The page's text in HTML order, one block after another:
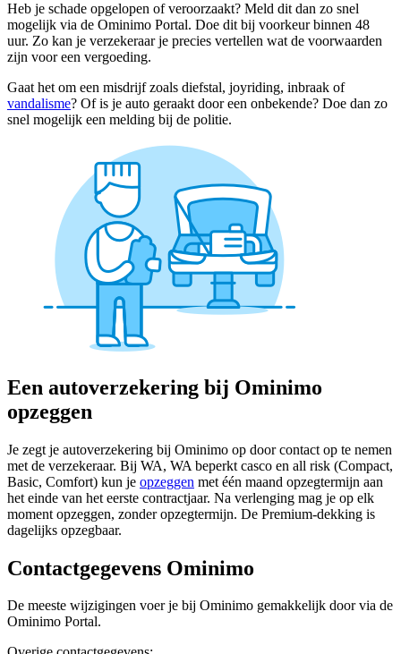
Heb je schade opgelopen of veroorzaakt? Meld dit dan zo snel
mogelijk via de Ominimo Portal. Doe dit bij voorkeur binnen 48
uur. Zo kan je verzekeraar je precies vertellen wat de voorwaarden
zijn voor een vergoeding.
Gaat het om een misdrijf zoals diefstal, joyriding, inbraak of
vandalisme? Of is je auto geraakt door een onbekende? Doe dan zo
snel mogelijk een melding bij de politie.
Een autoverzekering bij Ominimo
opzeggen
Je zegt je autoverzekering bij Ominimo op door contact op te nemen
met de verzekeraar. Bij WA, WA beperkt casco en all risk (Compact,
Basic, Comfort) kun je opzeggen met één maand opzegtermijn aan
het einde van het eerste contractjaar. Na verlenging mag je op elk
moment opzeggen, zonder opzegtermijn. De Premium-dekking is
dagelijks opzegbaar.
Contactgegevens Ominimo
De meeste wijzigingen voer je bij Ominimo gemakkelijk door via de
Ominimo Portal.